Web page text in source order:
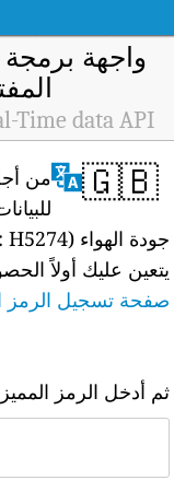
واجهة برمجة
Time data API
🇬🇧
من
يتعين عليك أولاً
صفحة تسجيل الرمز
ثم أدخل الرمز